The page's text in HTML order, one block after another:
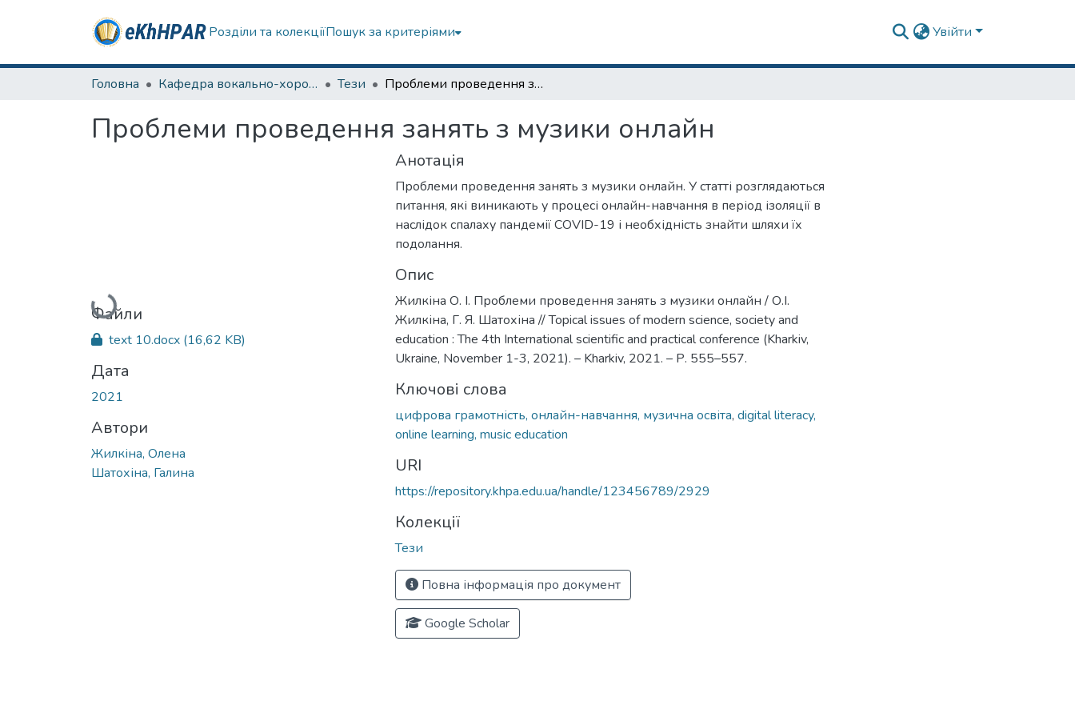
Розділи та колекціїПошук за критеріями Увійти
Головна Кафедра вокально-хорової підготовки вчителя Тези Проблеми проведення занять з музики онлайн
Проблеми проведення занять з музики онлайн
Вантажиться...
Файли
text 10.docx (16,62 KB)
Дата
2021
Автори
Жилкіна, Олена
Шатохіна, Галина
Анотація
Проблеми проведення занять з музики онлайн. У статті розглядаються
питання, які виникають у процесі онлайн-навчання в період ізоляції в
наслідок спалаху пандемії COVID-19 і необхідність знайти шляхи їх
подолання.
Опис
Жилкіна О. І. Проблеми проведення занять з музики онлайн / О.І.
Жилкіна, Г. Я. Шатохіна // Topical issues of modern science, society and
education : The 4th International scientific and practical conference (Kharkiv,
Ukraine, November 1-3, 2021). – Kharkiv, 2021. – Р. 555–557.
Ключові слова
цифрова грамотність, онлайн-навчання, музична освіта, digital literacy,
online learning, music education
URI
https://repository.khpa.edu.ua/handle/123456789/2929
Колекції
Тези
Повна інформація про документ
Google Scholar